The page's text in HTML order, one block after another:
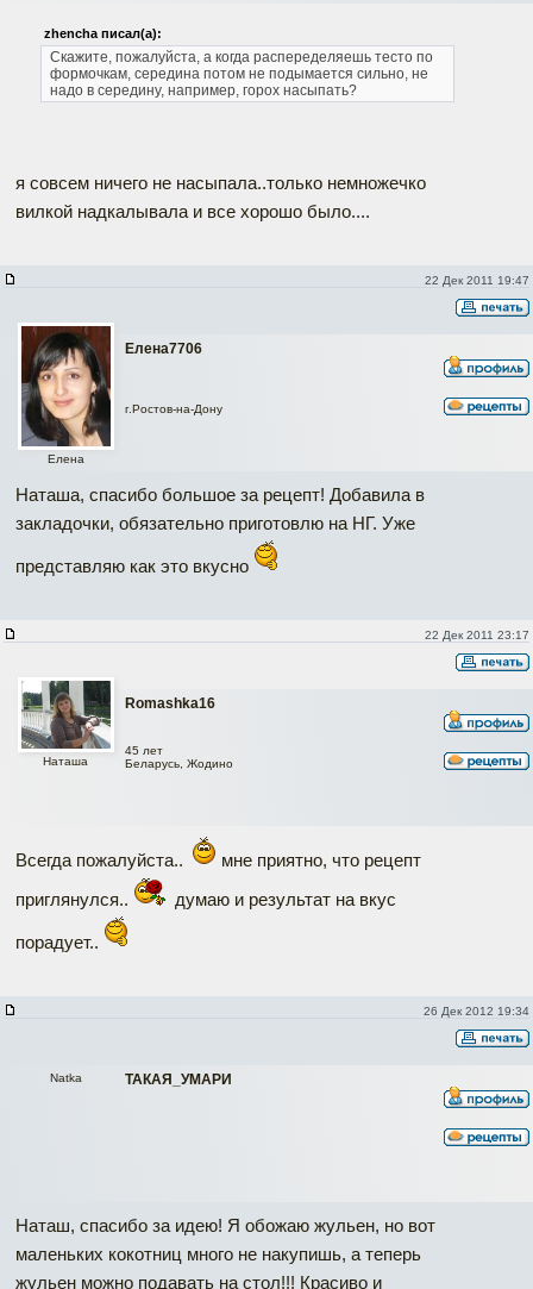
zhencha писал(а):
Скажите, пожалуйста, а когда распеределяешь тесто по
формочкам, середина потом не подымается сильно, не
надо в середину, например, горох насыпать?
я совсем ничего не насыпала..только немножечко
вилкой надкалывала и все хорошо было....
22 Дек 2011 19:47
Елена7706
Елена
г.Ростов-на-Дону
Наташа, спасибо большое за рецепт! Добавила в
закладочки, обязательно приготовлю на НГ. Уже
представляю как это вкусно
22 Дек 2011 23:17
Romashka16
Наташа
45 лет
Беларусь, Жодино
Всегда пожалуйста..
мне приятно, что рецепт
приглянулся..
думаю и результат на вкус
порадует..
26 Дек 2012 19:34
ТАКАЯ_УМАРИ
Natka
Наташ, спасибо за идею! Я обожаю жульен, но вот
маленьких кокотниц много не накупишь, а теперь
жульен можно подавать на стол!!! Красиво и